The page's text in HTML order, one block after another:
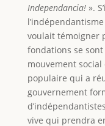
Independancia! ».
voulait témoigner
fondations se
mouvement social
populaire qui a
gouvernement
vive qui prendra